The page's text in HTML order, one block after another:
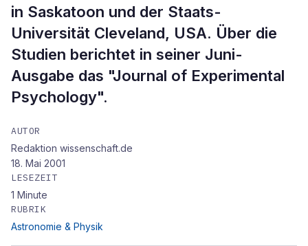
in Saskatoon und der Staats-
Universität Cleveland, USA. Über die
Studien berichtet in seiner Juni-
Ausgabe das "Journal of Experimental
Psychology".
AUTOR
Redaktion wissenschaft.de
18. Mai 2001
LESEZEIT
1 Minute
RUBRIK
Astronomie & Physik